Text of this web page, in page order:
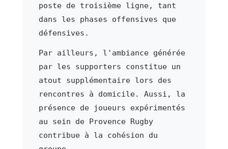
poste de troisième ligne, tant
dans les phases offensives que
défensives.
Par ailleurs, l'ambiance générée
par les supporters constitue un
atout supplémentaire lors des
rencontres à domicile. Aussi, la
présence de joueurs expérimentés
au sein de Provence Rugby
contribue à la cohésion du